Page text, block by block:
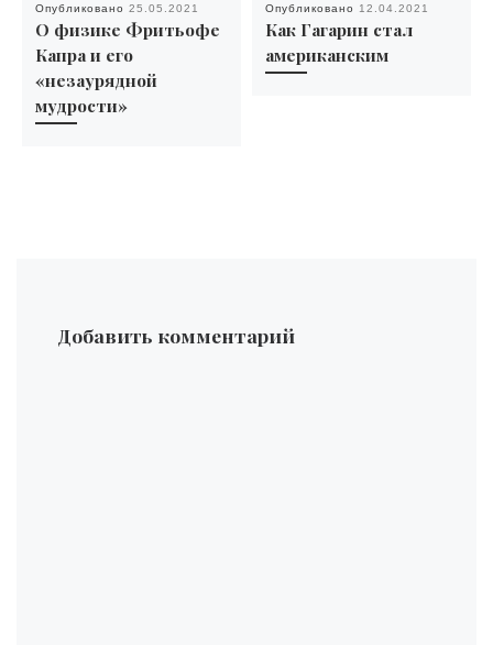
Опубликовано 25.05.2021
О физике Фритьофе
Капра и его
«незаурядной
мудрости»
Опубликовано 12.04.2021
Как Гагарин стал
американским
Добавить комментарий